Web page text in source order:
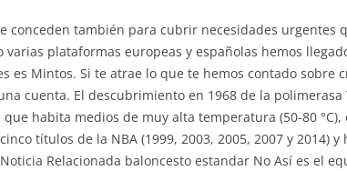
conceden también para cubrir necesidades urgentes
plataformas europeas y españolas hemos
es Mintos. Si te atrae lo que te hemos contado
cuenta. El descubrimiento en 1968 de la
habita medios de muy alta temperatura (50-80
títulos de la NBA (1999, 2003, 2005, 2007 y 2014)
Relacionada baloncesto estandar No Así es el